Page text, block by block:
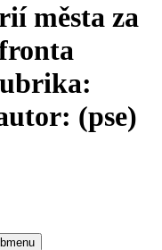
města za
(pse)